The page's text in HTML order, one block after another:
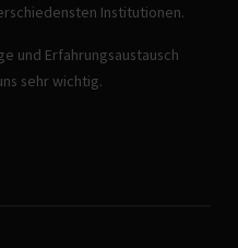
Institutionen.
und Erfahrungsaustausch
sehr wichtig.